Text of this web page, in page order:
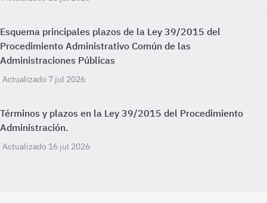
Esquema principales plazos de la Ley 39/2015 del
Procedimiento Administrativo Común de las
Administraciones Públicas
Actualizado 7 jul 2026
Términos y plazos en la Ley 39/2015 del Procedimiento
Administración.
Actualizado 16 jul 2026